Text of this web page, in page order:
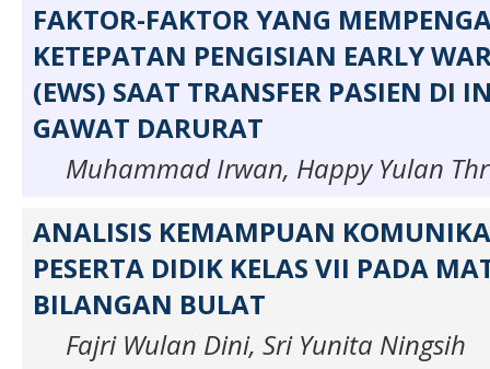
FAKTOR-FAKTOR YANG
KETEPATAN PENGISIAN EARLY
(EWS) SAAT TRANSFER PASIEN DI
GAWAT DARURAT
Muhammad Irwan, Happy Yulan
ANALISIS KEMAMPUAN
PESERTA DIDIK KELAS VII PADA
BILANGAN BULAT
Fajri Wulan Dini, Sri Yunita Ningsih